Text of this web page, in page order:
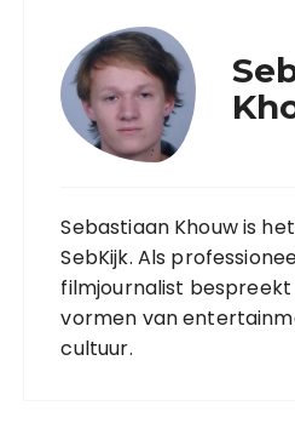
Sebastiaan Khouw is
SebKijk. Als
filmjournalist
vormen van
cultuur.